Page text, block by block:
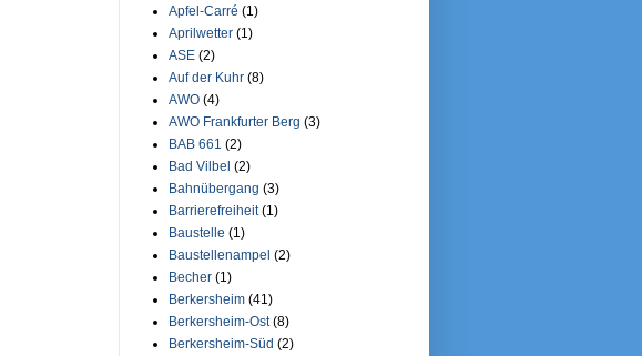
Apfel-Carré (1)
Aprilwetter (1)
ASE (2)
Auf der Kuhr (8)
AWO (4)
AWO Frankfurter Berg (3)
BAB 661 (2)
Bad Vilbel (2)
Bahnübergang (3)
Barrierefreiheit (1)
Baustelle (1)
Baustellenampel (2)
Becher (1)
Berkersheim (41)
Berkersheim-Ost (8)
Berkersheim-Süd (2)